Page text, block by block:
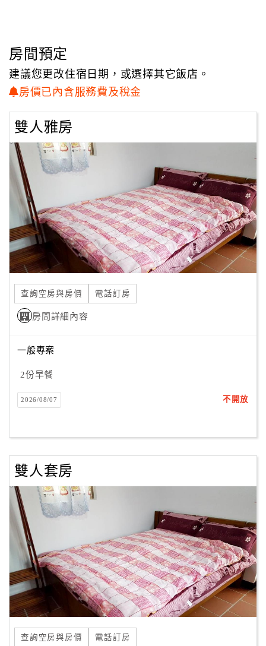
地
圖
顧
務
顧
客
滿
度
訂
單
管
理
員
戶
客
服
聯
單
Line
上
客
服
紅
房間預定
建議您更改住宿日期，或選擇其它飯店。
房價已內含服務費及稅金
雙人雅房
查詢空房與房價 電話訂房
房間詳細內容
一般專案
2份早餐
2026/08/07 不開放
雙人套房
查詢空房與房價 電話訂房